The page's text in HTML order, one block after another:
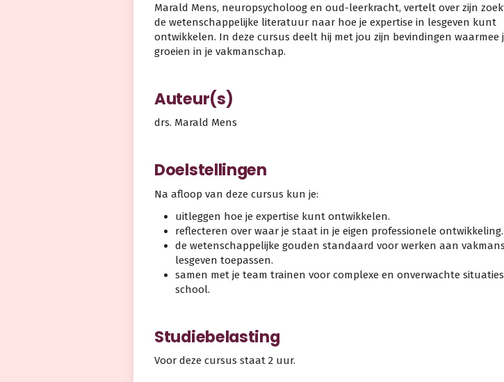
Marald Mens, neuropsycholoog en oud-leerkracht, vertelt over zijn
de wetenschappelijke literatuur naar hoe je expertise in lesgeven kunt
ontwikkelen. In deze cursus deelt hij met jou zijn bevindingen waarmee
groeien in je vakmanschap.
Auteur(s)
drs. Marald Mens
Doelstellingen
Na afloop van deze cursus kun je:
uitleggen hoe je expertise kunt ontwikkelen.
reflecteren over waar je staat in je eigen professionele ontwikkeling.
de wetenschappelijke gouden standaard voor werken aan
lesgeven toepassen.
samen met je team trainen voor complexe en onverwachte
school.
Studiebelasting
Voor deze cursus staat 2 uur.